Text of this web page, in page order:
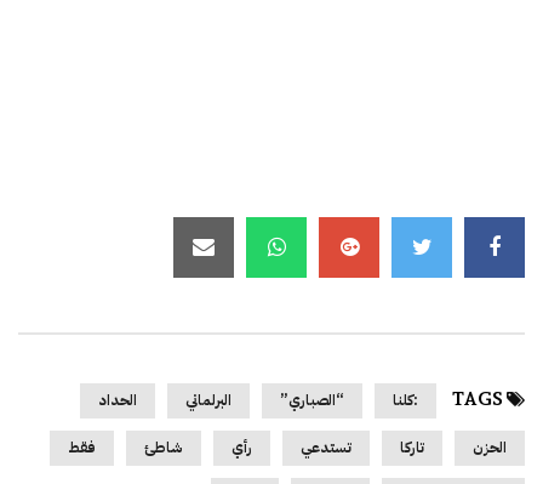
TAGS :كلنا “الصباري” البرلماني الحداد
الحزن تاركا تستدعي رأي شاطئ فقط